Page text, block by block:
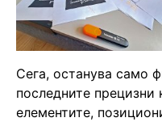
Сега, останува само
последните прецизни
елементите,